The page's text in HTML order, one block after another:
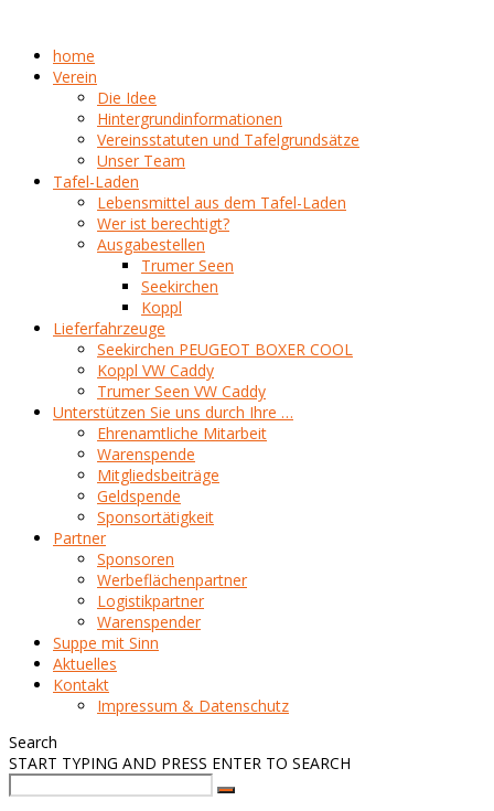
home
Verein
Die Idee
Hintergrundinformationen
Vereinsstatuten und Tafelgrundsätze
Unser Team
Tafel-Laden
Lebensmittel aus dem Tafel-Laden
Wer ist berechtigt?
Ausgabestellen
Trumer Seen
Seekirchen
Koppl
Lieferfahrzeuge
Seekirchen PEUGEOT BOXER COOL
Koppl VW Caddy
Trumer Seen VW Caddy
Unterstützen Sie uns durch Ihre …
Ehrenamtliche Mitarbeit
Warenspende
Mitgliedsbeiträge
Geldspende
Sponsortätigkeit
Partner
Sponsoren
Werbeflächenpartner
Logistikpartner
Warenspender
Suppe mit Sinn
Aktuelles
Kontakt
Impressum & Datenschutz
Search
START TYPING AND PRESS ENTER TO SEARCH